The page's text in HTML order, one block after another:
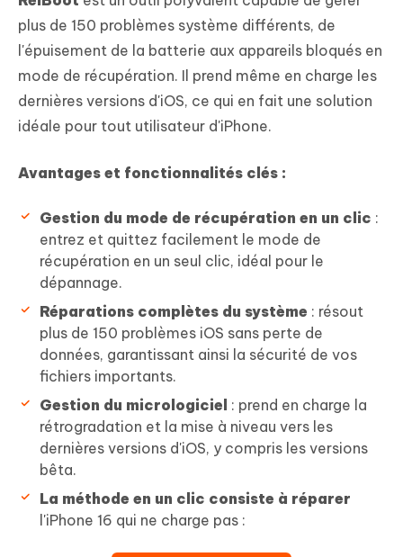
plus de 150 problèmes système différents, de
l'épuisement de la batterie aux appareils bloqués en
mode de récupération. Il prend même en charge les
dernières versions d'iOS, ce qui en fait une solution
idéale pour tout utilisateur d'iPhone.
Avantages et fonctionnalités clés :
Gestion du mode de récupération en un clic :
entrez et quittez facilement le mode de
récupération en un seul clic, idéal pour le
dépannage.
Réparations complètes du système : résout
plus de 150 problèmes iOS sans perte de
données, garantissant ainsi la sécurité de vos
fichiers importants.
Gestion du micrologiciel : prend en charge la
rétrogradation et la mise à niveau vers les
dernières versions d'iOS, y compris les versions
bêta.
La méthode en un clic consiste à réparer
l'iPhone 16 qui ne charge pas :